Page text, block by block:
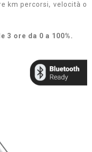
km percorsi, velocità o
3 ore da 0 a 100%.